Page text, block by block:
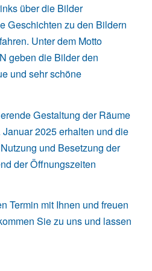
über die Bilder
Geschichten zu den Bildern
Unter dem Motto
geben die Bilder den
und sehr schöne
Gestaltung der Räume
2025 erhalten und die
und Besetzung der
der Öffnungszeiten
Termin mit Ihnen und freuen
Sie zu uns und lassen